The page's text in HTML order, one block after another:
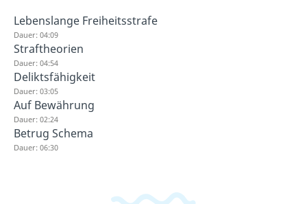
Lebenslange Freiheitsstrafe
Dauer: 04:09
Straftheorien
Dauer: 04:54
Deliktsfähigkeit
Dauer: 03:05
Auf Bewährung
Dauer: 02:24
Betrug Schema
Dauer: 06:30